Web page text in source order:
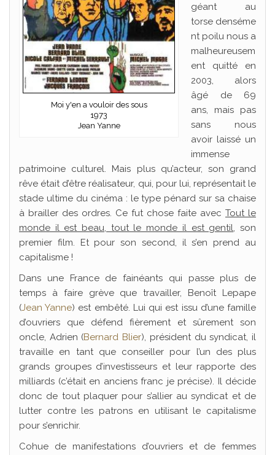
Moi y'en a vouloir des sous
1973
Jean Yanne
géant au
torse denséme
nt poilu nous a
malheureusem
ent quitté en
2003, alors
âgé de 69
ans, mais pas
sans nous
avoir laissé un
immense
patrimoine culturel. Mais plus qu’acteur, son grand
rêve était d’être réalisateur, qui, pour lui, représentait le
stade ultime du cinéma : le type pénard sur sa chaise
à brailler des ordres. Ce fut chose faite avec Tout le
monde il est beau, tout le monde il est gentil, son
premier film. Et pour son second, il s’en prend au
capitalisme !
Dans une France de fainéants qui passe plus de
temps à faire grève que travailler, Benoît Lepape
(Jean Yanne) est embêté. Lui qui est issu d’une famille
d’ouvriers que défend fièrement et sûrement son
oncle, Adrien (Bernard Blier), président du syndicat, il
travaille en tant que conseiller pour l’un des plus
grands groupes d’investisseurs et leur rapporte des
milliards (c’était en anciens franc je précise). Il décide
donc de tout plaquer pour s’allier au syndicat et de
lutter contre les patrons en utilisant le capitalisme
pour s’enrichir.
Cohue de manifestations d’ouvriers et de femmes